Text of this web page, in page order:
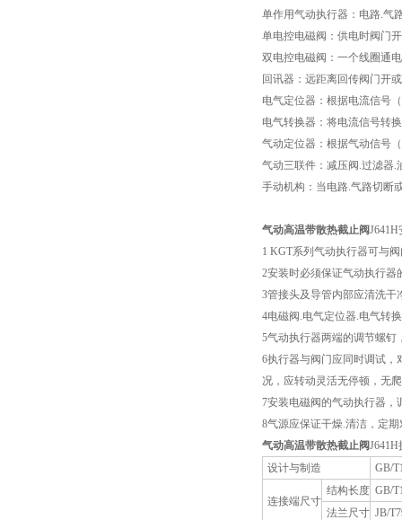
单作用气动执行器：电路.气
单电控电磁阀：供电时阀门
双电控电磁阀：一个线圈通
回讯器：远距离回传阀门开
电气定位器：根据电流信号
电气转换器：将电流信号转
气动定位器：根据气动信号
气动三联件：减压阀.过滤器.
手动机构：当电路.气路切断
气动高温带散热截止阀
1 KGT系列气动执行器可与
2安装时必须保证气动执行器
3管接头及导管内部应清洗干
4电磁阀.电气定位器.电气转
5气动执行器两端的调节螺
6执行器与阀门应同时调试，
况，应转动灵活无停顿，无
7安装电磁阀的气动执行器
8气源应保证干燥.清洁，定
气动高温带散热截止阀
设计与制造
GB/
连接端尺寸
结构长度 GB/
法兰尺寸 JB/